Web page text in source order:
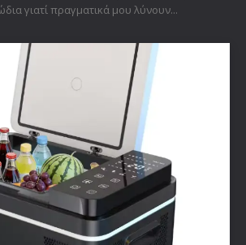
γιατί πραγματικά μου λύνουν...